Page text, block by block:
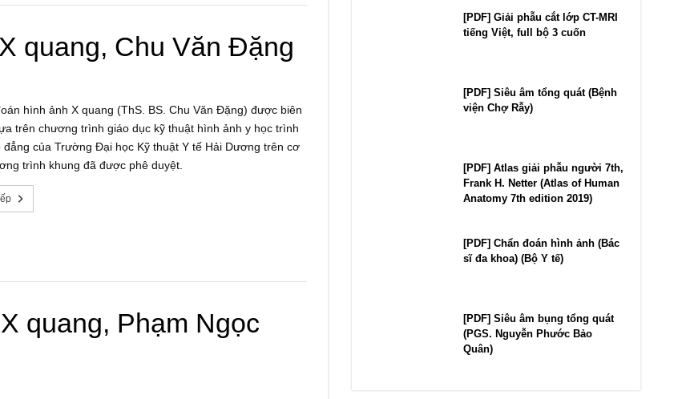
quang, Chu Văn Đặng
hình ảnh X quang (ThS. BS. Chu Văn Đặng) được biên
trên chương trình giáo dục kỹ thuật hình ảnh y học trình
đẳng của Trường Đại học Kỹ thuật Y tế Hải Dương trên cơ
trình khung đã được phê duyệt.
quang, Phạm Ngọc
[PDF] Giải phẫu cắt lớp CT-MRI
tiếng Việt, full bộ 3 cuốn
[PDF] Siêu âm tổng quát (Bệnh
viện Chợ Rẫy)
[PDF] Atlas giải phẫu người 7th,
Frank H. Netter (Atlas of Human
Anatomy 7th edition 2019)
[PDF] Chẩn đoán hình ảnh (Bác
sĩ đa khoa) (Bộ Y tế)
[PDF] Siêu âm bụng tổng quát
(PGS. Nguyễn Phước Bảo
Quân)